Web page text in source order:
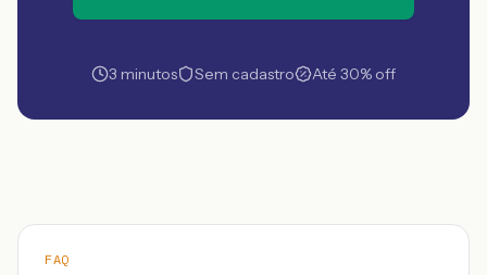
3 minutos Sem cadastro Até 30% off
FAQ